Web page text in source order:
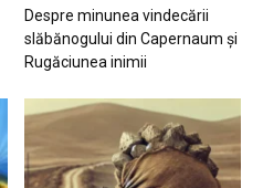
Despre minunea vindecării
slăbănogului din Capernaum și
Rugăciunea inimii